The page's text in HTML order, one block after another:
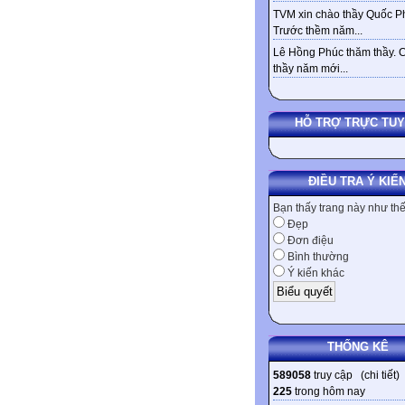
TVM xin chào thầy Quốc
Trước thềm năm...
Lê Hồng Phúc thăm thầy.
thầy năm mới...
HỖ TRỢ TRỰC
ĐIỀU TRA Ý
Bạn thấy trang này như
Đẹp
Đơn điệu
Bình thường
Ý kiến khác
THỐNG KÊ
589058 truy cập (chi tiết)
225 trong hôm nay